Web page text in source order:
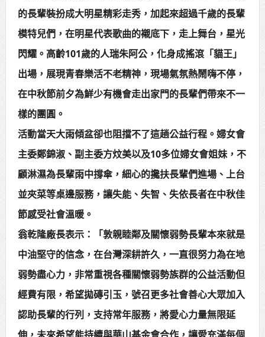
的長輩裝扮成大明星精彩走秀，加起來超過千歲的長輩
模特兒們，在明星代表歌曲的襯底下，走上舞台，星光
閃耀。高齡101歲的人瑞朱阿公，化身成搖滾「貓王」
出場，展現青春樂活不老精神，現場氣氛熱鬧嗨不停，
在中秋節前夕為鮮少有機會走出家門的長輩們帶來不一
樣的團圓。
活動當天大雨傾盆卻也阻擋不了這趟公益行程。婦女會
主委鄭錦淑、副主委方炆美以及10多位婦女會姐妹，不
顧淋濕為長輩雨中撐傘，細心的攙扶長輩們進場、上台
並夾菜等桌邊服務，讓失能、失智、失依長者在中秋佳
節感受社會溫暖。
翁乾隆廠長表示：「敦親睦鄰及關懷弱勢長輩本來就是
中油堅守的信念，在台灣深耕許久，一直很努力為在地
弱勢盡心力，非常重視各種關懷弱勢族群的公益活動但
經費有限，希望拋磚引玉，號召更多社會善心大眾加入
認助長輩的行列，支持常年服務，將愛心力量無限延